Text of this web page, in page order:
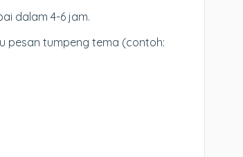
dalam 4-6 jam.
pesan tumpeng tema (contoh: